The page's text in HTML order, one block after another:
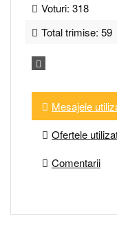
Voturi: 318
Total trimise: 59
Mesajele
Ofertele
Comentarii